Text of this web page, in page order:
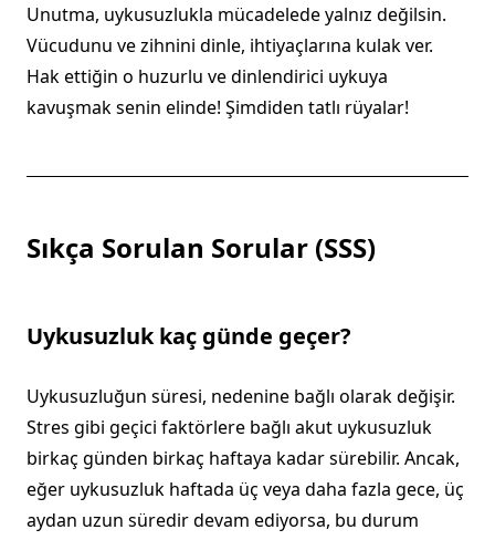
Unutma, uykusuzlukla mücadelede yalnız değilsin.
Vücudunu ve zihnini dinle, ihtiyaçlarına kulak ver.
Hak ettiğin o huzurlu ve dinlendirici uykuya
kavuşmak senin elinde! Şimdiden tatlı rüyalar!
Sıkça Sorulan Sorular (SSS)
Uykusuzluk kaç günde geçer?
Uykusuzluğun süresi, nedenine bağlı olarak değişir.
Stres gibi geçici faktörlere bağlı akut uykusuzluk
birkaç günden birkaç haftaya kadar sürebilir. Ancak,
eğer uykusuzluk haftada üç veya daha fazla gece, üç
aydan uzun süredir devam ediyorsa, bu durum